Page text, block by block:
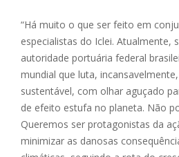
“Há muito o que ser feito em
especialistas do Iclei. Atualmente,
autoridade portuária federal
mundial que luta,
sustentável, com olhar aguçado
de efeito estufa no planeta. Não
Queremos ser protagonistas da
minimizar as danosas